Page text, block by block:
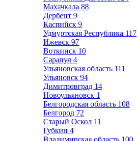
Махачкала 88
Дербент 9
Каспийск 9
Удмуртская Республика 117
Ижевск 97
Воткинск 10
Сарапул 4
Ульяновская область 111
Ульяновск 94
Димитровград 14
Новоульяновск 1
Белгородская область 108
Белгород 72
Старый Оскол 11
Губкин 4
Владимирская область 100